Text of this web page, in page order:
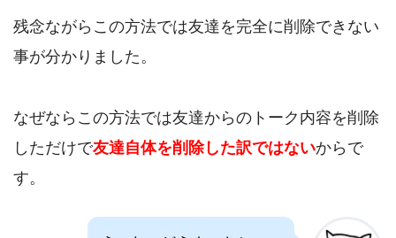
残念ながらこの方法では友達を完全に削除できない
事が分かりました。
なぜならこの方法では友達からのトーク内容を削除
しただけで友達自体を削除した訳ではないからで
す。